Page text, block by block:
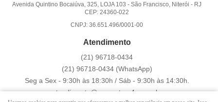
Avenida Quintino Bocaiúva, 325, LOJA 103 -São Francisco, Niterói - RJ
CEP: 24360-022
CNPJ: 36.651.496/0001-00
Atendimento
(21) 96718-0434
(21) 96718-0434 (WhatsApp)
Seg a Sex - 9:30h às 18:30h / Sáb - 9:30h às 14:30h.
atendimento@greenstore4u.com.br